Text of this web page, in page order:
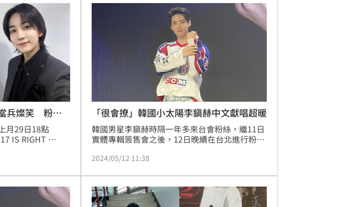
兵燦笑 粉心
月29日18點
IS RIGHT
年生的成員尹
：「是最帥氣的
「很會撩」韓國小太陽李鎭赫中文獻唱超暖
韓國男星李鎭赫時隔一年多來台會粉絲，繼11日
實體專輯簽售會之後，12日晚續在台北進行粉絲
情的小太陽李鎭赫」、「我對你們的愛，大觸特
語調撒嬌説「尊督假督」（真的假的），講完後
自己也不好意思地表示「感覺講中文比表演還
難」。
2024/05/12 11:38